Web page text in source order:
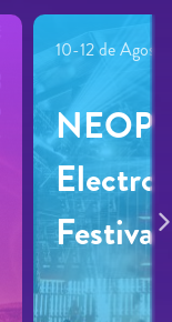
10-12 de Agosto